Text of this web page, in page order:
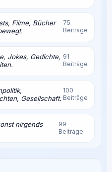
Filme, Bücher
75
Beiträge
Jokes, Gedichte, 91
Beiträge
Gesellschaft.
100
Beiträge
nirgends
99
Beiträge